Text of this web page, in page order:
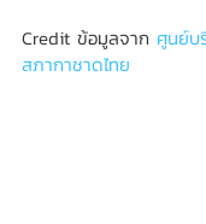
Credit ข้อมูลจาก ศูนย์บ
สภากาชาดไทย